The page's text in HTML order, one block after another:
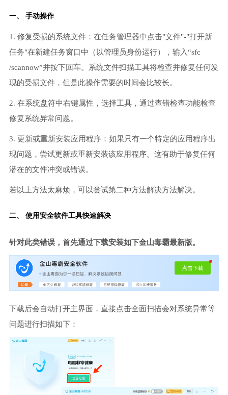
一、 手动操作
1. 修复受损的系统文件：在任务管理器中点击"文件"-"打开新
任务"在新建任务窗口中（以管理员身份运行），输入“sfc
/scannow”并按下回车。系统文件扫描工具将检查并修复任何发
现的受损文件，但是此操作需要的时间会比较长。
2. 在系统盘符中右键属性，选择工具，通过查错检查功能检查
修复系统异常问题。
3. 更新或重新安装应用程序：如果只有一个特定的应用程序出
现问题，尝试更新或重新安装该应用程序。这有助于修复任何
潜在的文件冲突或错误。
若以上方法太麻烦，可以尝试第二种方法解决方法解决。
二、 使用安全软件工具快速解决
针对此类错误，首先通过下载安装如下金山毒霸最新版。
下载后会自动打开主界面，直接点击全面扫描会对系统异常等
问题进行扫描如下：